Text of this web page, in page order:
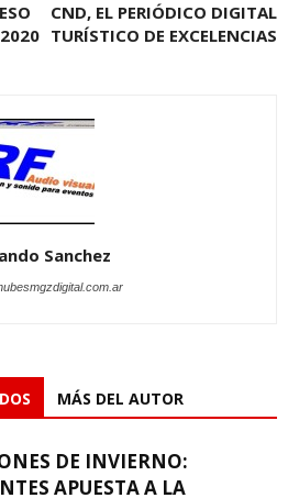
CND, EL PERIÓDICO DIGITAL
TURÍSTICO DE EXCELENCIAS
Sanchez
MÁS DEL AUTOR
DE INVIERNO:
APUESTA A LA